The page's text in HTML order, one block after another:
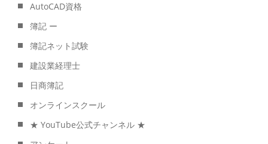
AutoCAD資格
簿記 ー
簿記ネット試験
建設業経理士
日商簿記
オンラインスクール
★ YouTube公式チャンネル ★